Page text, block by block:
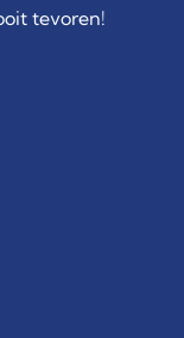
tevoren!